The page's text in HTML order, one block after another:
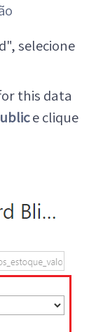
selecione
this data
e clique